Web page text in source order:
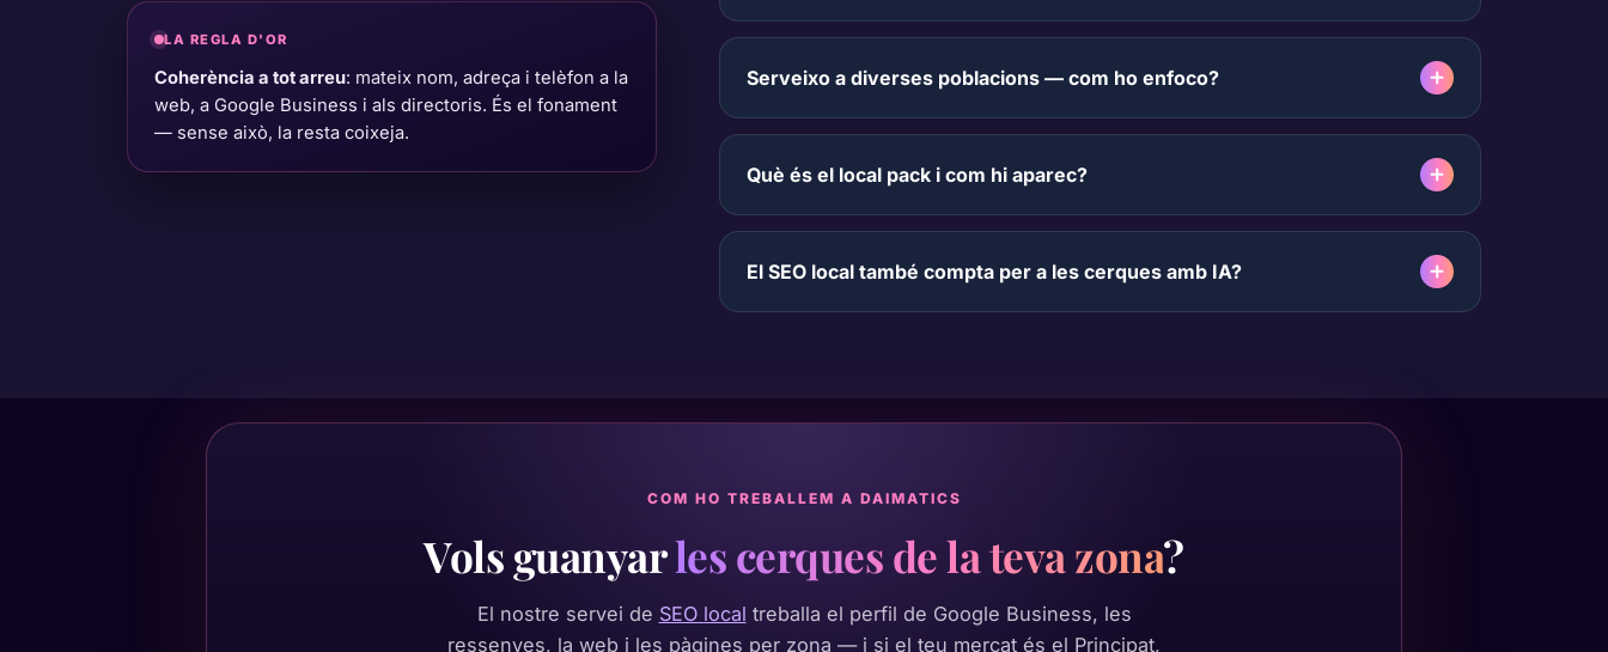
LA REGLA D'OR
Coherència a tot arreu: mateix nom, adreça i telèfon a la
web, a Google Business i als directoris. És el fonament
— sense això, la resta coixeja.
Serveixo a diverses poblacions — com ho enfoco?
Què és el local pack i com hi aparec?
El SEO local també compta per a les cerques amb IA?
COM HO TREBALLEM A DAIMATICS
Vols guanyarles cerques de la teva zona?
El nostre servei de SEO local treballa el perfil de Google Business, les
ressenyes, la web i les pàgines per zona — i si el teu mercat és el Principat,